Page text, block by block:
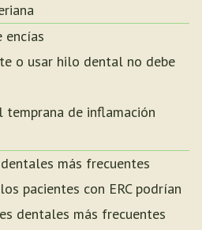
encías
o usar hilo dental no debe
temprana de inflamación
más frecuentes
pacientes con ERC podrían
dentales más frecuentes